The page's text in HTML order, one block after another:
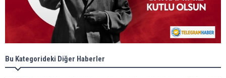
Bu Kategorideki Diğer Haberler